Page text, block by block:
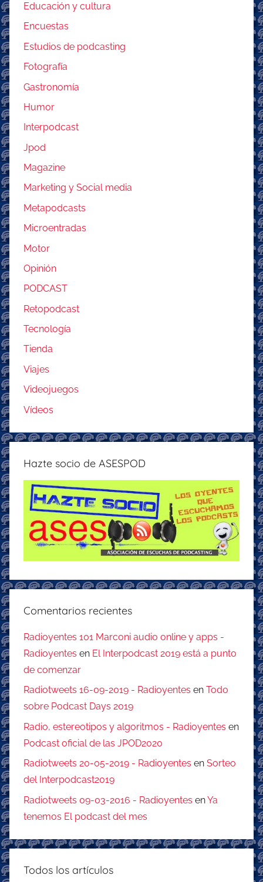
Educación y cultura
Encuestas
Estudios de podcasting
Fotografía
Gastronomía
Humor
Interpodcast
Jpod
Magazine
Marketing y Social media
Metapodcasts
Microentradas
Motor
Opinión
PODCAST
Retopodcast
Tecnología
Tienda
Viajes
Videojuegos
Vídeos
Hazte socio de ASESPOD
Comentarios recientes
Radioyentes 101 Marconi audio online y apps -
Radioyentes en El Interpodcast 2019 está a punto
de comenzar
Radiotweets 16-09-2019 - Radioyentes en Todo
sobre Podcast Days 2019
Radio, estereotipos y algoritmos - Radioyentes en
Podcast oficial de las JPOD2020
Radiotweets 20-05-2019 - Radioyentes en Sorteo
del Interpodcast2019
Radiotweets 09-03-2016 - Radioyentes enYa
tenemos El podcast del mes
Todos los artículos